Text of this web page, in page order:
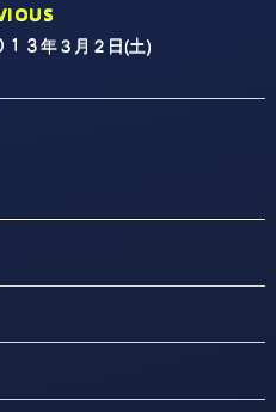
１３年３月２日(土)